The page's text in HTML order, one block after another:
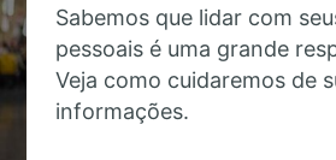
Sabemos que lidar com
pessoais é uma grande
Veja como cuidaremos de
informações.